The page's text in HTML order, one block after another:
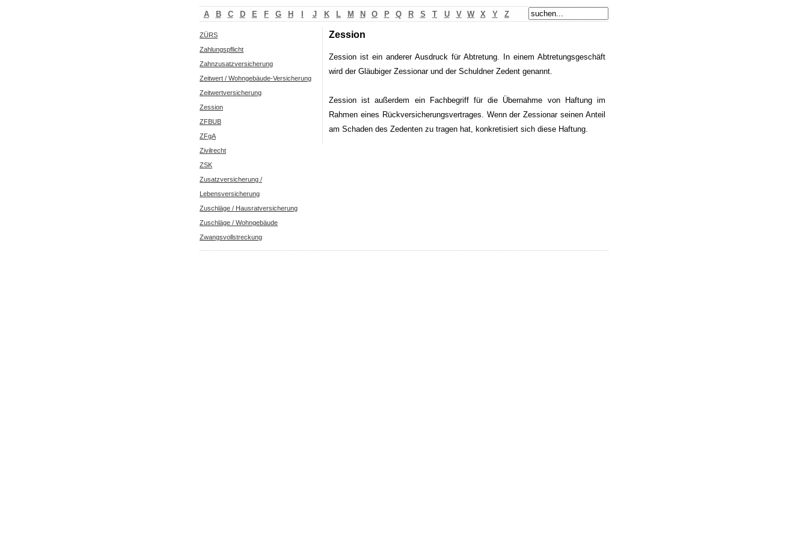
A B C D E F G H J K L M N O P Q R S T U V W X Y Z
ZÜRS
Zahlungspflicht
Zahnzusatzversicherung
Zeitwert / Wohngebäude-Versicherung
Zeitwertversicherung
Zession
ZFBUB
ZFgA
Zivilrecht
ZSK
Zusatzversicherung /
Lebensversicherung
Zuschläge / Hausratversicherung
Zuschläge / Wohngebäude
Zwangsvollstreckung
Zession
Zession ist ein anderer Ausdruck für Abtretung. In einem Abtretungsgeschäft
wird der Gläubiger Zessionar und der Schuldner Zedent genannt.
Zession ist außerdem ein Fachbegriff für die Übernahme von Haftung im
Rahmen eines Rückversicherungsvertrages. Wenn der Zessionar seinen Anteil
am Schaden des Zedenten zu tragen hat, konkretisiert sich diese Haftung.